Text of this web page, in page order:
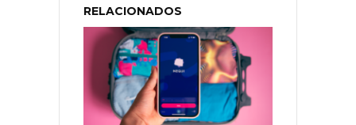
RELACIONADOS